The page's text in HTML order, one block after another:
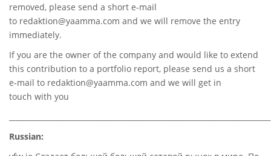
removed, please send a short e-mail
to redaktion@yaamma.com and we will remove the entry
immediately.
If you are the owner of the company and would like to extend
this contribution to a portfolio report, please send us a short
e-mail to redaktion@yaamma.com and we will get in
touch with you
Russian: